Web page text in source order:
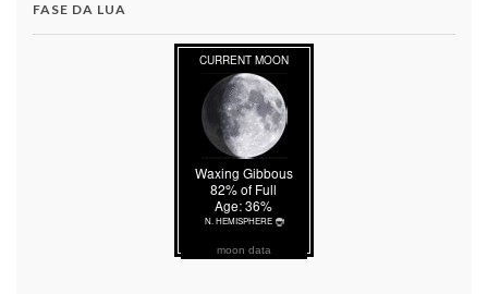
FASE DA LUA
moon data